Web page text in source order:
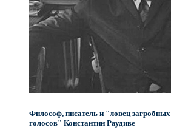
Философ, писатель и "ловец загробных
голосов" Константин Раудиве